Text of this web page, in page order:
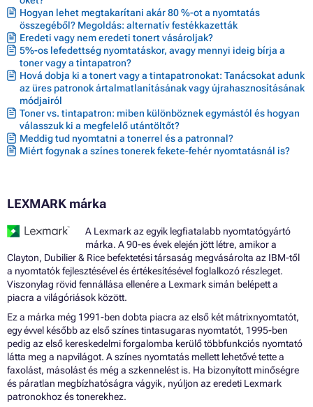
Hogyan lehet megtakarítani akár 80 %-ot a nyomtatás
összegéből? Megoldás: alternatív festékkazetták
Eredeti vagy nem eredeti tonert vásároljak?
5%-os lefedettség nyomtatáskor, avagy mennyi ideig bírja a
toner vagy a tintapatron?
Hová dobja ki a tonert vagy a tintapatronokat: Tanácsokat adunk
az üres patronok ártalmatlanításának vagy újrahasznosításának
módjairól
Toner vs. tintapatron: miben különböznek egymástól és hogyan
válasszuk ki a megfelelő utántöltőt?
Meddig tud nyomtatni a tonerrel és a patronnal?
Miért fogynak a színes tonerek fekete-fehér nyomtatásnál is?
LEXMARK márka
A Lexmark az egyik legfiatalabb nyomtatógyártó
márka. A 90-es évek elején jött létre, amikor a
Clayton, Dubilier & Rice befektetési társaság megvásárolta az IBM-től
a nyomtatók fejlesztésével és értékesítésével foglalkozó részleget.
Viszonylag rövid fennállása ellenére a Lexmark simán belépett a
piacra a világóriások között.
Ez a márka még 1991-ben dobta piacra az első két mátrixnyomtatót,
egy évvel később az első színes tintasugaras nyomtatót, 1995-ben
pedig az első kereskedelmi forgalomba kerülő többfunkciós nyomtató
látta meg a napvilágot. A színes nyomtatás mellett lehetővé tette a
faxolást, másolást és még a szkennelést is. Ha bizonyított minőségre
és páratlan megbízhatóságra vágyik, nyúljon az eredeti Lexmark
patronokhoz és tonerekhez.